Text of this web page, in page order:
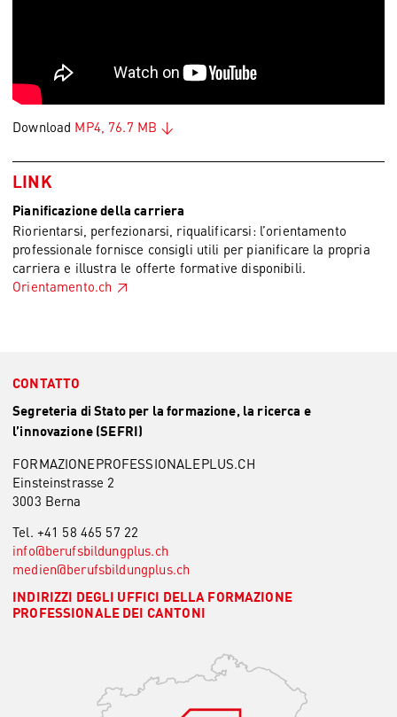
Download MP4, 76.7 MB
LINK
Pianificazione della carriera
Riorientarsi, perfezionarsi, riqualificarsi: l’orientamento
professionale fornisce consigli utili per pianificare la propria
carriera e illustra le offerte formative disponibili.
Orientamento.ch
CONTATTO
Segreteria di Stato per la formazione, la ricerca e
l’innovazione (SEFRI)
FORMAZIONEPROFESSIONALEPLUS.CH
Einsteinstrasse 2
3003 Berna
Tel. +41 58 465 57 22
info@berufsbildungplus.ch
medien@berufsbildungplus.ch
INDIRIZZI DEGLI UFFICI DELLA FORMAZIONE
PROFESSIONALE DEI CANTONI